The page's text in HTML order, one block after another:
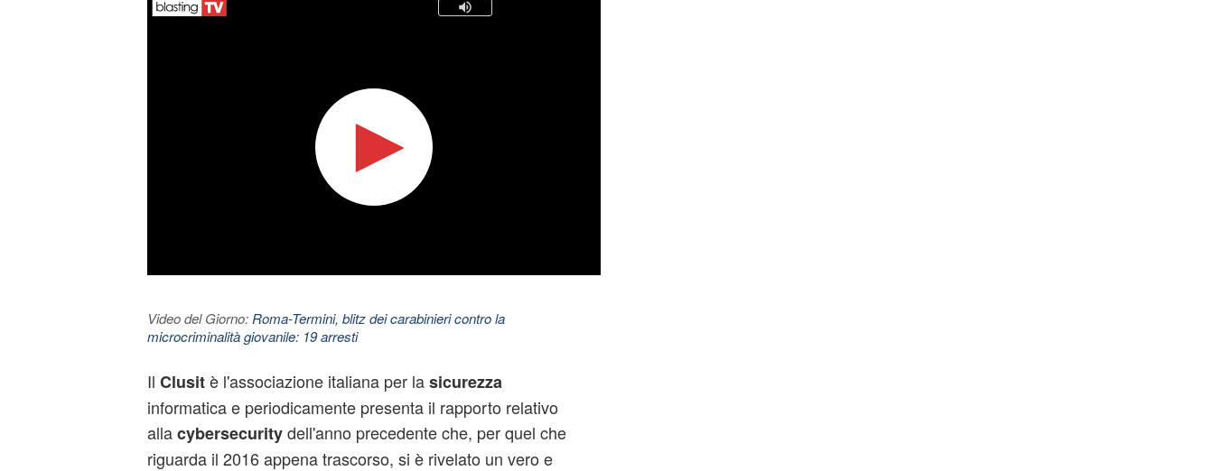
Video del Giorno: Roma-Termini, blitz dei carabinieri contro la
microcriminalità giovanile: 19 arresti
Il Clusitè l'associazione italiana per lasicurezza
informatica e periodicamente presenta il rapporto relativo
allacybersecuritydell'anno precedente che, per quel che
riguarda il 2016 appena trascorso, si è rivelato un vero e